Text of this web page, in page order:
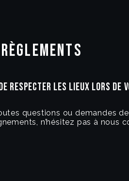
RESPECTER LES LIEUX LORS DE
questions ou demandes de
n’hésitez pas à nous